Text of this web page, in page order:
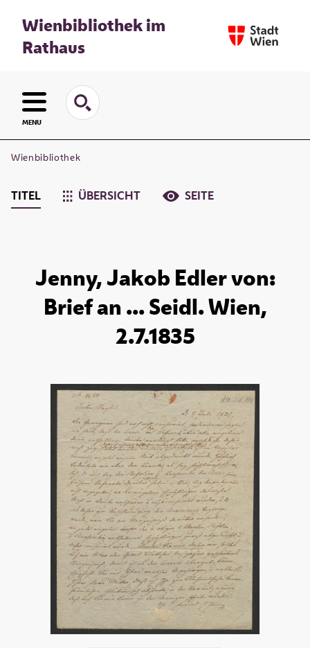
Wienbibliothek im
Rathaus
MENU
Wienbibliothek
TITEL ÜBERSICHT SEITE
Jenny, Jakob Edler von:
Brief an ... Seidl. Wien,
2.7.1835